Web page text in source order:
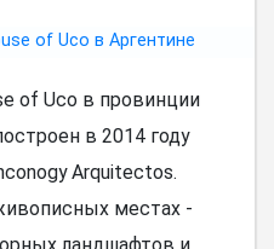
of Uco в провинции
в 2014 году
Arquitectos.
местах -